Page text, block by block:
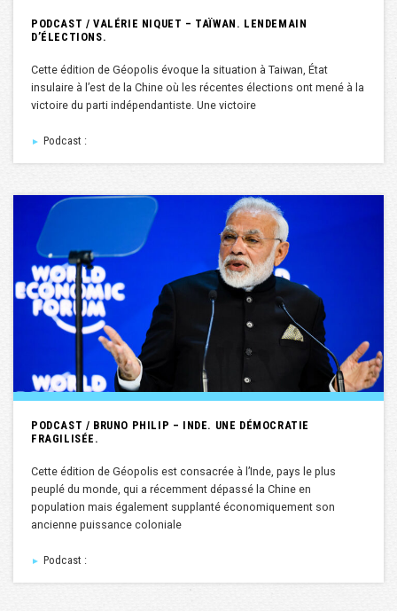
PODCAST / VALÉRIE NIQUET – TAÏWAN. LENDEMAIN
D’ÉLECTIONS.
Cette édition de Géopolis évoque la situation à Taiwan, État
insulaire à l’est de la Chine où les récentes élections ont mené à la
victoire du parti indépendantiste. Une victoire
► Podcast :
PODCAST / BRUNO PHILIP – INDE. UNE DÉMOCRATIE
FRAGILISÉE.
Cette édition de Géopolis est consacrée à l’Inde, pays le plus
peuplé du monde, qui a récemment dépassé la Chine en
population mais également supplanté économiquement son
ancienne puissance coloniale
► Podcast :